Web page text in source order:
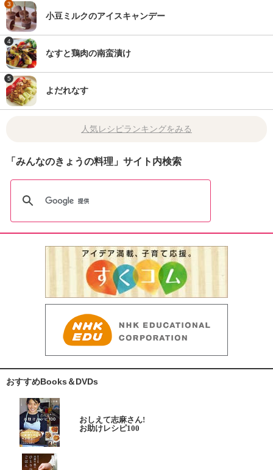
3
小豆ミルクのアイスキャンデー
4
なすと鶏肉の南蛮漬け
5
よだれなす
人気レシピランキングをみる
「みんなのきょうの料理」サイト内検索
おすすめBooks＆DVDs
おしえて志麻さん!
お助けレシピ100